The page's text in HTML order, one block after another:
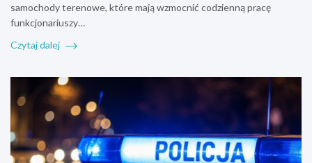
samochody terenowe, które mają wzmocnić codzienną pracę
funkcjonariuszy…
Czytaj dalej